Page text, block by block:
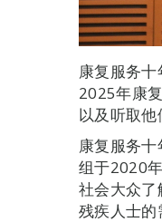
康复服务
2025年康
以及听取他
康复服务
组于2020
社会大众
残疾人士的